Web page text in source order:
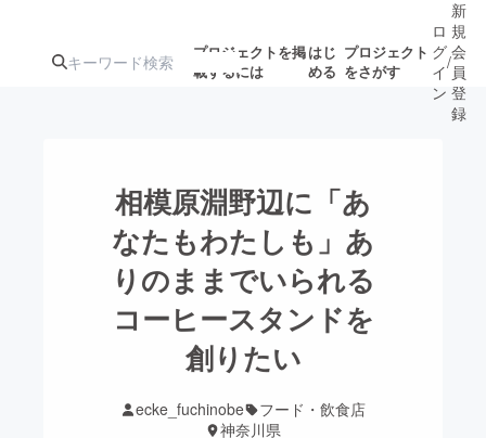
プロジェクトを掲
載するには
はじ
める
プロジェクト
をさがす
注目のリ
ターン
注目の新着プロ
ジェクト
募集終了が近いプ
ロジェクト
アート・写真
テクノロジー・ガジェット
映像・映画
ロ
グ
イ
ン
/
新
規
会
員
登
録
相模原淵野辺に「あ
なたもわたしも」あ
りのままでいられる
コーヒースタンドを
創りたい
ecke_fuchinobe
フード・飲食店
神奈川県